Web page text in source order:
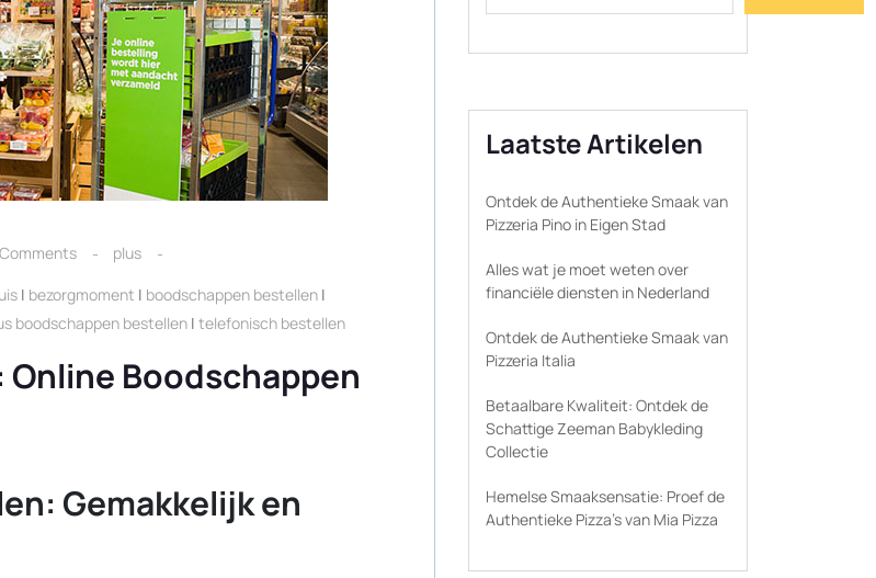
plus
| bezorgmoment | boodschappen bestellen |
boodschappen bestellen | telefonisch bestellen
Online Boodschappen
Gemakkelijk en
Laatste Artikelen
Ontdek de Authentieke Smaak van
Pizzeria Pino in Eigen Stad
Alles wat je moet weten over
financiële diensten in Nederland
Ontdek de Authentieke Smaak van
Pizzeria Italia
Betaalbare Kwaliteit: Ontdek de
Schattige Zeeman Babykleding
Collectie
Hemelse Smaaksensatie: Proef de
Authentieke Pizza’s van Mia Pizza